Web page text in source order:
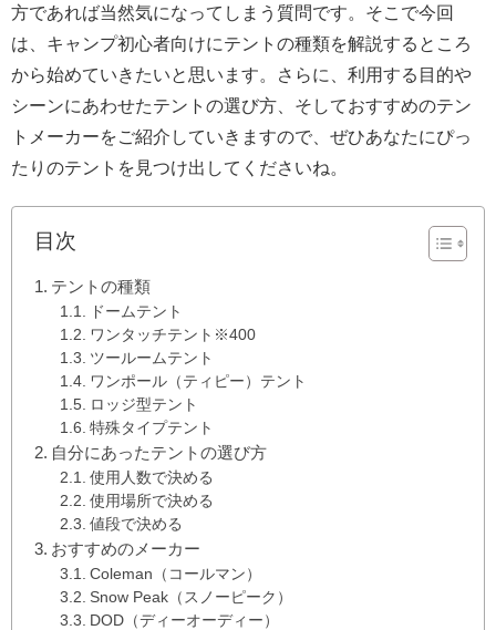
方であれば当然気になってしまう質問です。そこで今回
は、キャンプ初心者向けにテントの種類を解説するところ
から始めていきたいと思います。さらに、利用する目的や
シーンにあわせたテントの選び方、そしておすすめのテン
トメーカーをご紹介していきますので、ぜひあなたにぴっ
たりのテントを見つけ出してくださいね。
目次
テントの種類
ドームテント
ワンタッチテント※400
ツールームテント
ワンポール（ティピー）テント
ロッジ型テント
特殊タイプテント
自分にあったテントの選び方
使用人数で決める
使用場所で決める
値段で決める
おすすめのメーカー
Coleman（コールマン）
Snow Peak（スノーピーク）
DOD（ディーオーディー）